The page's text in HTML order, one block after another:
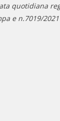
quotidiana
e n.7019/